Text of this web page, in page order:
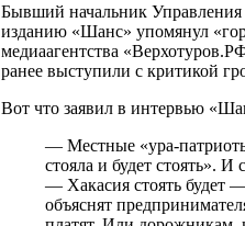
Бывший начальник
изданию «Шанс» упомянул
медиаагентства
ранее выступили с критикой
Вот что заявил в интервью
— Местные «ура-
стояла и будет стоять».
— Хакасия стоять будет
объяснят